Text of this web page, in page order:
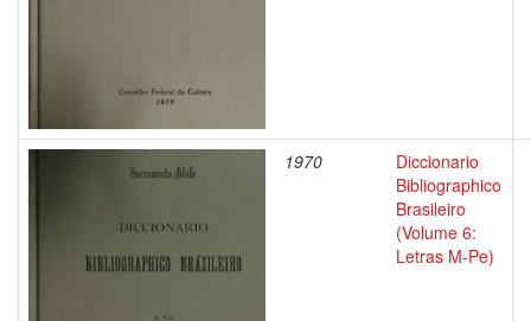
1970
Diccionario
Bibliographico
Brasileiro
(Volume 6:
Letras M-Pe)